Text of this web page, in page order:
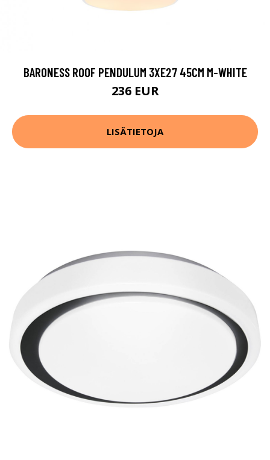
BARONESS ROOF PENDULUM 3XE27 45CM M-WHITE
236 EUR
LISÄTIETOJA